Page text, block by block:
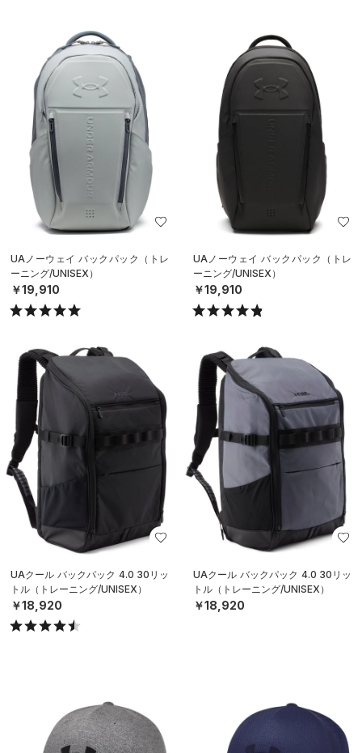
UAノーウェイ バックパック（トレ
ーニング/UNISEX）
￥19,910
UAノーウェイ バックパック（トレ
ーニング/UNISEX）
￥19,910
UAクール バックパック 4.0 30リッ
トル（トレーニング/UNISEX）
￥18,920
UAクール バックパック 4.0 30リッ
トル（トレーニング/UNISEX）
￥18,920